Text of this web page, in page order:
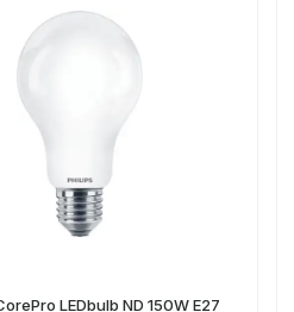
LEDbulb ND 150W E27